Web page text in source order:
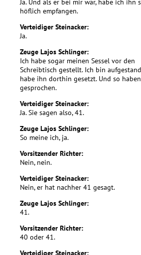
Ja. Und als er bei mir war, habe ich ihn
höflich empfangen.
Verteidiger Steinacker:
Ja.
Zeuge Lajos Schlinger:
Ich habe sogar meinen Sessel vor den
Schreibtisch gestellt. Ich bin
habe ihn dorthin gesetzt. Und so
gesprochen.
Verteidiger Steinacker:
Ja. Sie sagen also, 41.
Zeuge Lajos Schlinger:
So meine ich, ja.
Vorsitzender Richter:
Nein, nein.
Verteidiger Steinacker:
Nein, er hat nachher 41 gesagt.
Zeuge Lajos Schlinger:
41.
Vorsitzender Richter:
40 oder 41.
Verteidiger Steinacker: